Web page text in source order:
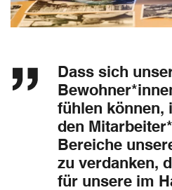
Dass sich
fühlen können,
den
Bereiche
zu verdanken,
für unsere im